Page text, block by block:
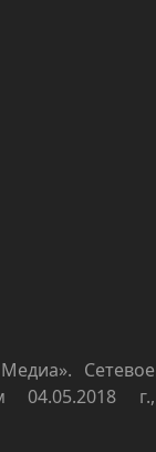
Сетевое
04.05.2018 г.,